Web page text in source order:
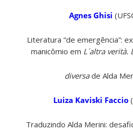
Agnes Ghisi
Literatura “de emergência”:
manicômio em L´altra
diversade Alda
Luiza Kaviski Faccio
Traduzindo Alda Merini: